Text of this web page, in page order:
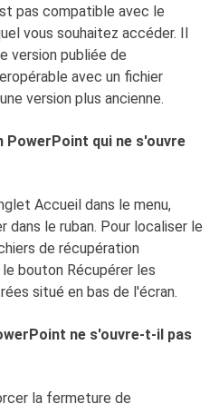
pas compatible avec le
vous souhaitez accéder. Il
version publiée de
avec un fichier
version plus ancienne.
PowerPoint qui ne s'ouvre
Accueil dans le menu,
dans le ruban. Pour localiser le
de récupération
bouton Récupérer les
situé en bas de l'écran.
ne s'ouvre-t-il pas
la fermeture de